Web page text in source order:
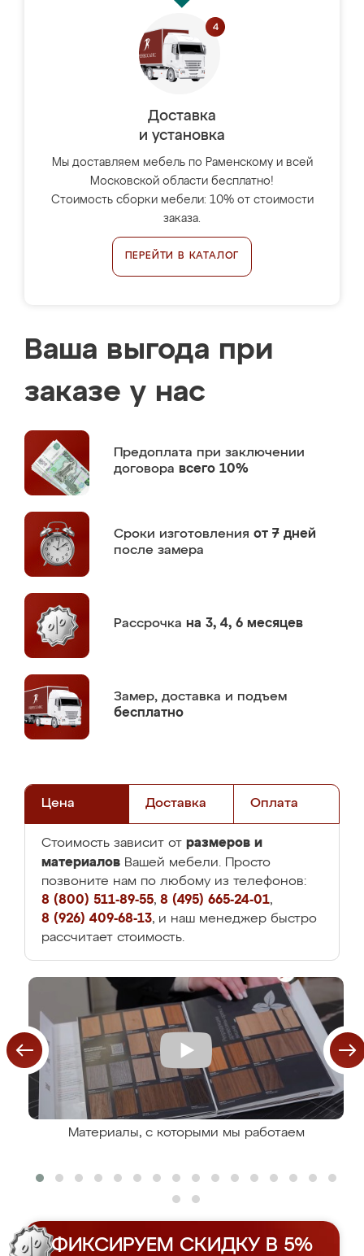
Доставка
и установка
Мы доставляем мебель по Раменскому и всей
Московской области бесплатно!
Стоимость сборки мебели: 10% от стоимости
заказа.
ПЕРЕЙТИ В КАТАЛОГ
Ваша выгода при
заказе у нас
Предоплата при заключении
договора всего 10%
Сроки изготовления от 7 дней
после замера
Рассрочка на 3, 4, 6 месяцев
Замер, доставка и подъем
бесплатно
Цена Доставка Оплата
Стоимость зависит от размеров и
материалов Вашей мебели. Просто
позвоните нам по любому из телефонов:
8 (800) 511-89-55, 8 (495) 665-24-01,
8 (926) 409-68-13, и наш менеджер быстро
рассчитает стоимость.
Материалы, с которыми мы работаем
ФИКСИРУЕМ СКИДКУ В 5%